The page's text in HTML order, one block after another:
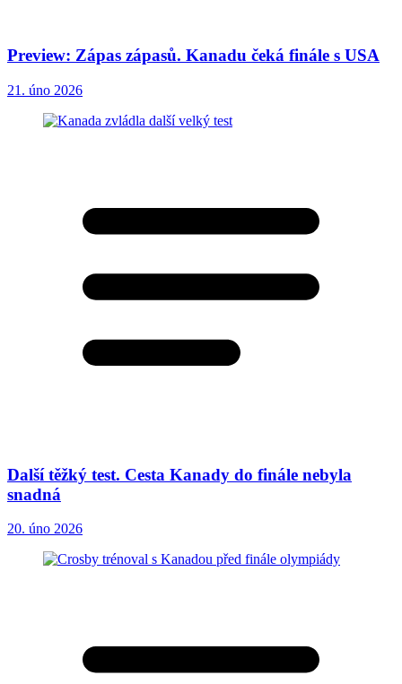
Preview: Zápas zápasů. Kanadu čeká finále s USA
21. úno 2026
Další těžký test. Cesta Kanady do finále nebyla
snadná
20. úno 2026